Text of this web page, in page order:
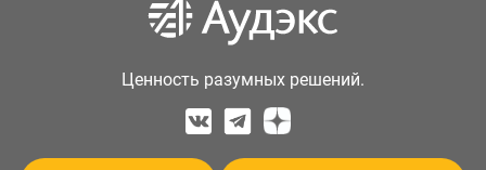
Ценность разумных решений.